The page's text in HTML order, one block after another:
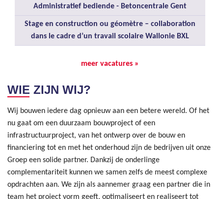
Administratief bediende - Betoncentrale Gent
Stage en construction ou géomètre – collaboration
dans le cadre d’un travail scolaire Wallonie BXL
meer vacatures »
WIE ZIJN WIJ?
Wij bouwen iedere dag opnieuw aan een betere wereld. Of het
nu gaat om een duurzaam bouwproject of een
infrastructuurproject, van het ontwerp over de bouw en
financiering tot en met het onderhoud zijn de bedrijven uit onze
Groep een solide partner. Dankzij de onderlinge
complementariteit kunnen we samen zelfs de meest complexe
opdrachten aan. We zijn als aannemer graag een partner die in
team het project vorm geeft, optimaliseert en realiseert tot